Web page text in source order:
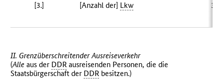
[3.] [Anzahl der] Lkw 37
II. Grenzüberschreitender Ausreiseverkehr
(Alle aus der DDR ausreisenden Personen, die die
Staatsbürgerschaft der DDR besitzen.)